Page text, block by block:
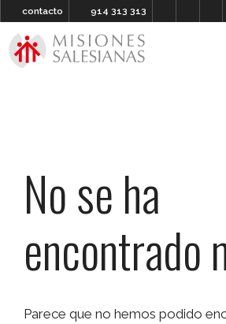
contacto 914 313 313
No se ha
encontrado
Parece que no hemos podido